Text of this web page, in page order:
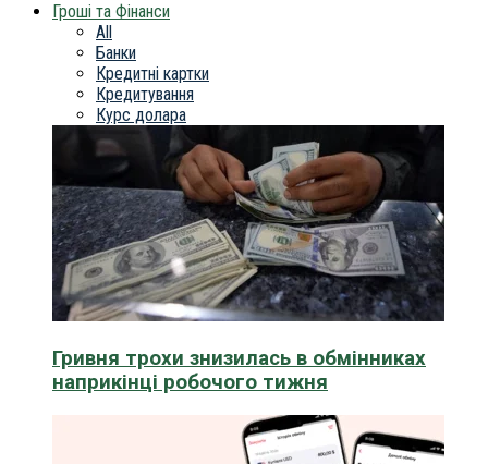
Гроші та Фінанси
All
Банки
Кредитні картки
Кредитування
Курс долара
Гривня трохи знизилась в обмінниках
наприкінці робочого тижня